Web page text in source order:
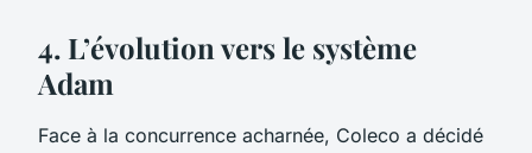
4. L’évolution vers le système
Adam
Face à la concurrence acharnée, Coleco a décidé